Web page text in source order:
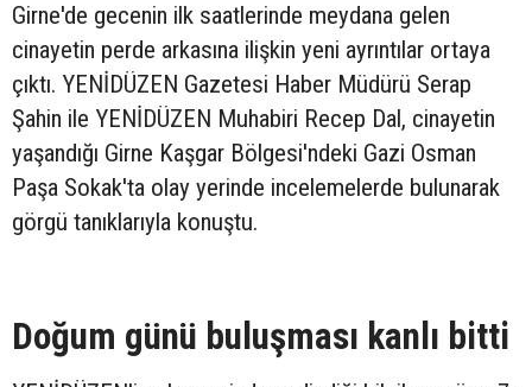
Girne'de gecenin ilk saatlerinde meydana gelen
cinayetin perde arkasına ilişkin yeni ayrıntılar ortaya
çıktı. YENİDÜZEN Gazetesi Haber Müdürü Serap
Şahin ile YENİDÜZEN Muhabiri Recep Dal, cinayetin
yaşandığı Girne Kaşgar Bölgesi'ndeki Gazi Osman
Paşa Sokak'ta olay yerinde incelemelerde bulunarak
görgü tanıklarıyla konuştu.
Doğum günü buluşması kanlı bitti